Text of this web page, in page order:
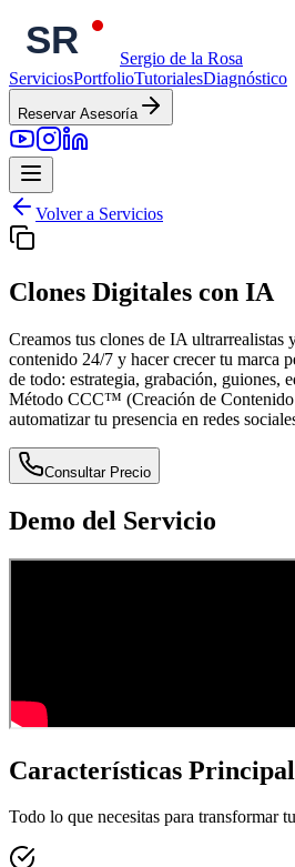
Sergio de la Rosa
ServiciosPortfolioTutorialesDiagnóstico
Reservar Asesoría
Volver a Servicios
Clones Digitales con IA
Creamos tus clones de IA ultrarrealistas
contenido 24/7 y hacer crecer tu marca
de todo: estrategia, grabación, guiones,
Método CCC™ (Creación de Contenido
automatizar tu presencia en redes
Consultar Precio
Demo del Servicio
Características
Todo lo que necesitas para transformar